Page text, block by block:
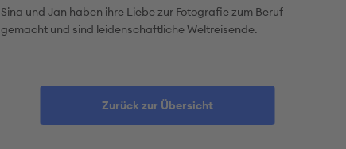
Sina und Jan haben ihre Liebe zur Fotografie zum Beruf
gemacht und sind leidenschaftlicheWeltreisende.
Zurück zur Übersicht